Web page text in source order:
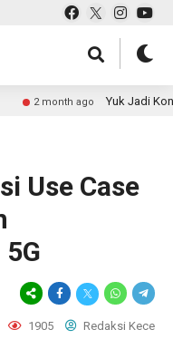
month ago Yuk Jadi Kontributor
Use Case
1905 Redaksi Kece